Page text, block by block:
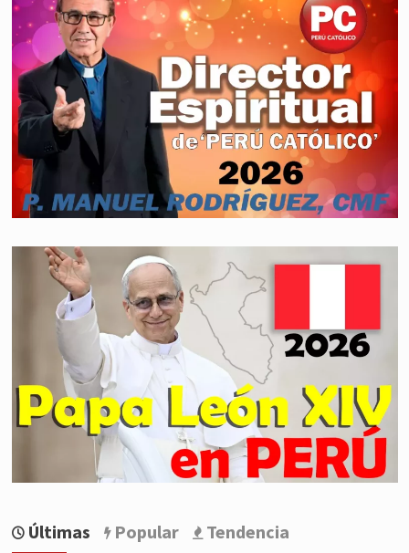
Últimas Popular Tendencia